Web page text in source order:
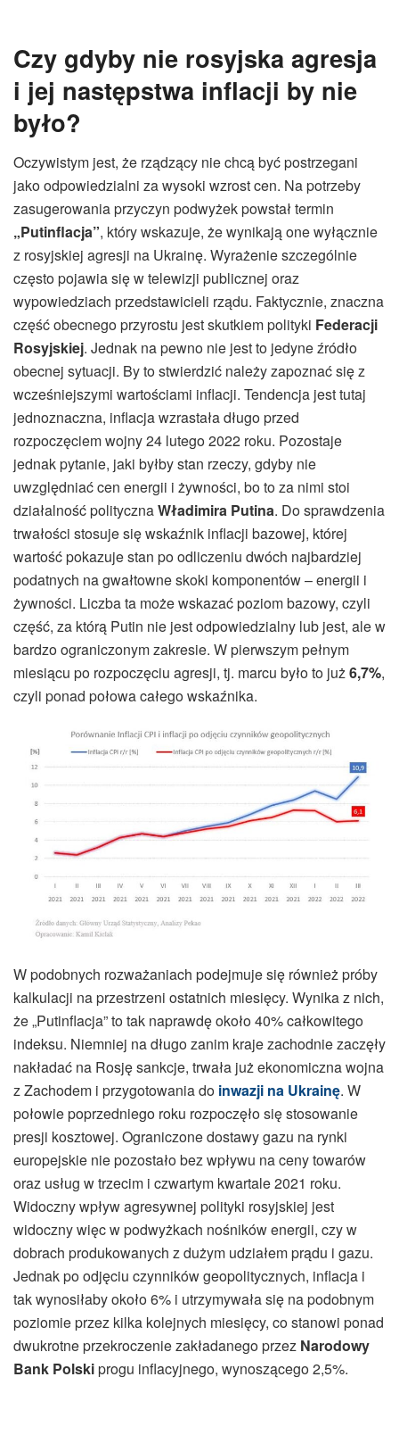
Czy gdyby nie rosyjska agresja
i jej następstwa inflacji by nie
było?
Oczywistym jest, że rządzący nie chcą być postrzegani
jako odpowiedzialni za wysoki wzrost cen. Na potrzeby
zasugerowania przyczyn podwyżek powstał termin
„Putinflacja”, który wskazuje, że wynikają one wyłącznie
z rosyjskiej agresji na Ukrainę. Wyrażenie szczególnie
często pojawia się w telewizji publicznej oraz
wypowiedziach przedstawicieli rządu. Faktycznie, znaczna
część obecnego przyrostu jest skutkiem polityki Federacji
Rosyjskiej. Jednak na pewno nie jest to jedyne źródło
obecnej sytuacji. By to stwierdzić należy zapoznać się z
wcześniejszymi wartościami inflacji. Tendencja jest tutaj
jednoznaczna, inflacja wzrastała długo przed
rozpoczęciem wojny 24 lutego 2022 roku. Pozostaje
jednak pytanie, jaki byłby stan rzeczy, gdyby nie
uwzględniać cen energii i żywności, bo to za nimi stoi
działalność politycznaWładimira Putina. Do sprawdzenia
trwałości stosuje się wskaźnik inflacji bazowej, której
wartość pokazuje stan po odliczeniu dwóch najbardziej
podatnych na gwałtowne skoki komponentów – energii i
żywności. Liczba ta może wskazać poziom bazowy, czyli
część, za którą Putin nie jest odpowiedzialny lub jest, ale w
bardzo ograniczonym zakresie. W pierwszym pełnym
miesiącu po rozpoczęciu agresji, tj. marcu było to już6,7%,
czyli ponad połowa całego wskaźnika.
W podobnych rozważaniach podejmuje się również próby
kalkulacji na przestrzeni ostatnich miesięcy. Wynika z nich,
że „Putinflacja” to tak naprawdę około 40% całkowitego
indeksu. Niemniej na długo zanim kraje zachodnie zaczęły
nakładać na Rosję sankcje, trwała już ekonomiczna wojna
z Zachodem i przygotowania do inwazji na Ukrainę. W
połowie poprzedniego roku rozpoczęło się stosowanie
presji kosztowej. Ograniczone dostawy gazu na rynki
europejskie nie pozostało bez wpływu na ceny towarów
oraz usług w trzecim i czwartym kwartale 2021 roku.
Widoczny wpływ agresywnej polityki rosyjskiej jest
widoczny więc w podwyżkach nośników energii, czy w
dobrach produkowanych z dużym udziałem prądu i gazu.
Jednak po odjęciu czynników geopolitycznych, inflacja i
tak wynosiłaby około 6% i utrzymywała się na podobnym
poziomie przez kilka kolejnych miesięcy, co stanowi ponad
dwukrotne przekroczenie zakładanego przez Narodowy
Bank Polskiprogu inflacyjnego, wynoszącego 2,5%.